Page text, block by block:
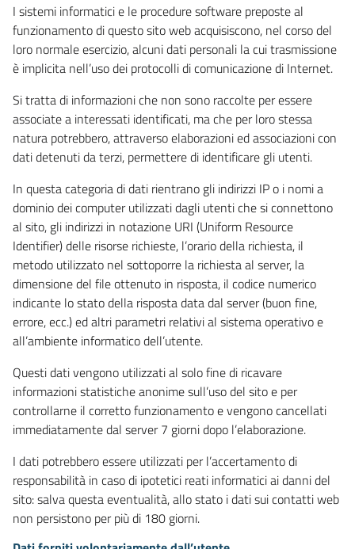
I sistemi informatici e le procedure software preposte al
funzionamento di questo sito web acquisiscono, nel corso del
loro normale esercizio, alcuni dati personali la cui trasmissione
è implicita nell’uso dei protocolli di comunicazione di Internet.
Si tratta di informazioni che non sono raccolte per essere
associate a interessati identificati, ma che per loro stessa
natura potrebbero, attraverso elaborazioni ed associazioni con
dati detenuti da terzi, permettere di identificare gli utenti.
In questa categoria di dati rientrano gli indirizzi IP o i nomi a
dominio dei computer utilizzati dagli utenti che si connettono
al sito, gli indirizzi in notazione URI (Uniform Resource
Identifier) delle risorse richieste, l’orario della richiesta, il
metodo utilizzato nel sottoporre la richiesta al server, la
dimensione del file ottenuto in risposta, il codice numerico
indicante lo stato della risposta data dal server (buon fine,
errore, ecc.) ed altri parametri relativi al sistema operativo e
all’ambiente informatico dell’utente.
Questi dati vengono utilizzati al solo fine di ricavare
informazioni statistiche anonime sull’uso del sito e per
controllarne il corretto funzionamento e vengono cancellati
immediatamente dal server 7 giorni dopo l’elaborazione.
I dati potrebbero essere utilizzati per l’accertamento di
responsabilità in caso di ipotetici reati informatici ai danni del
sito: salva questa eventualità, allo stato i dati sui contatti web
non persistono per più di 180 giorni.